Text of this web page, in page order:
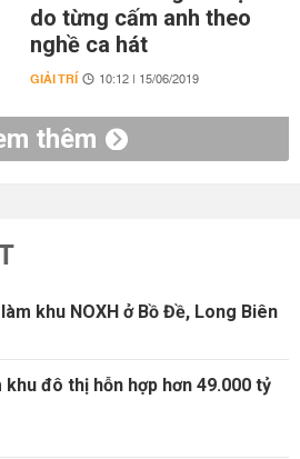
do từng cấm anh theo
nghề ca hát
GIẢI TRÍ 10:12 | 15/06/2019
thêm
khu NOXH ở Bồ Đề, Long Biên
khu đô thị hỗn hợp hơn 49.000 tỷ